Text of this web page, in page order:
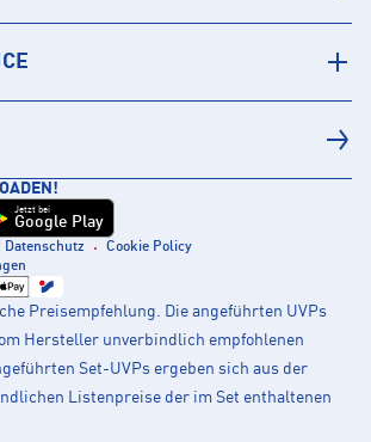
Jetzt bei
Google Play
Datenschutz
Cookie Policy
Preisempfehlung. Die angeführten UVPs
Hersteller unverbindlich empfohlenen
Set-UVPs ergeben sich aus der
Listenpreise der im Set enthaltenen